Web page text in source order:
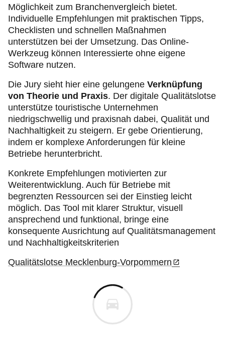
Möglichkeit zum Branchenvergleich bietet.
Individuelle Empfehlungen mit praktischen Tipps,
Checklisten und schnellen Maßnahmen
unterstützen bei der Umsetzung. Das Online-
Werkzeug können Interessierte ohne eigene
Software nutzen.
Die Jury sieht hier eine gelungene Verknüpfung
von Theorie und Praxis. Der digitale Qualitätslotse
unterstütze touristische Unternehmen
niedrigschwellig und praxisnah dabei, Qualität und
Nachhaltigkeit zu steigern. Er gebe Orientierung,
indem er komplexe Anforderungen für kleine
Betriebe herunterbricht.
Konkrete Empfehlungen motivierten zur
Weiterentwicklung. Auch für Betriebe mit
begrenzten Ressourcen sei der Einstieg leicht
möglich. Das Tool mit klarer Struktur, visuell
ansprechend und funktional, bringe eine
konsequente Ausrichtung auf Qualitätsmanagement
und Nachhaltigkeitskriterien
Qualitätslotse Mecklenburg-Vorpommern